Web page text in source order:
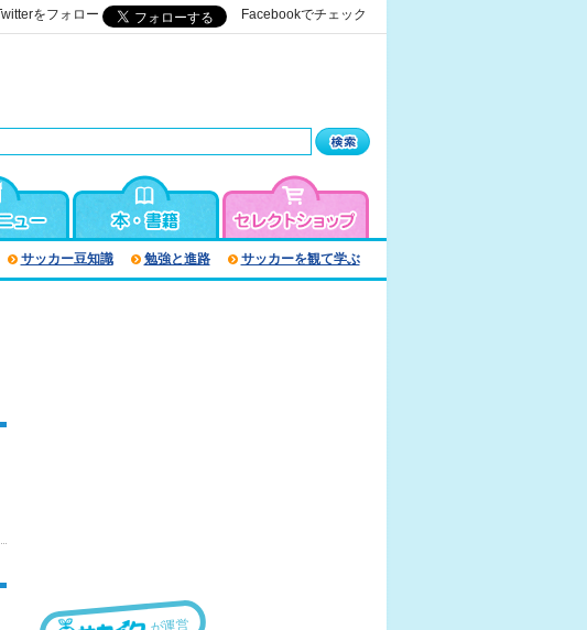
をフォロー Facebookでチェック
サッカー豆知識 勉強と進路 サッカーを観て学ぶ
が運営